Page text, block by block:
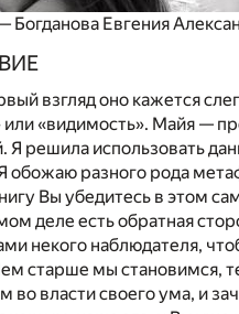
Богданова Евгения
взгляд оно кажется
«видимость». Майя —
решила использовать
разного рода
Вы убедитесь в этом
деле есть обратная
некого наблюдателя,
старше мы становимся,
власти своего ума, и